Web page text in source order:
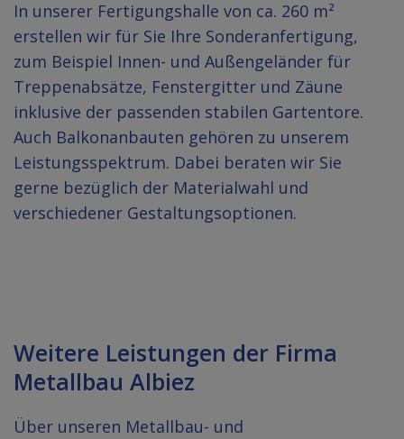
In unserer Fertigungshalle von ca. 260 m²
erstellen wir für Sie Ihre Sonderanfertigung,
zum Beispiel Innen- und Außengeländer für
Treppenabsätze, Fenstergitter und Zäune
inklusive der passenden stabilen Gartentore.
Auch Balkonanbauten gehören zu unserem
Leistungsspektrum. Dabei beraten wir Sie
gerne bezüglich der Materialwahl und
verschiedener Gestaltungsoptionen.
Weitere Leistungen der Firma
Metallbau Albiez
Über unseren Metallbau- und